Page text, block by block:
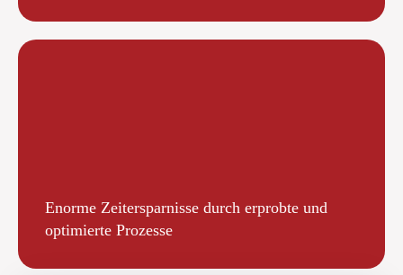
Enorme Zeitersparnisse durch erprobte und
optimierte Prozesse